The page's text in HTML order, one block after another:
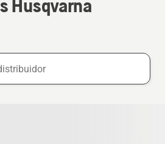
Husqvarna